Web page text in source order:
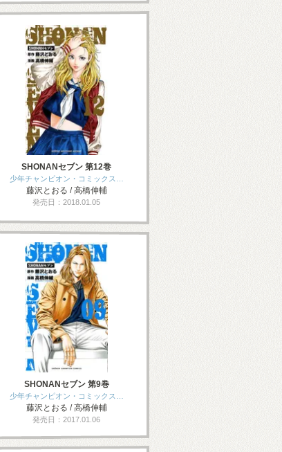
SHONANセブン 第12巻
少年チャンピオン・コミックス…
藤沢とおる / 高橋伸輔
発売日：2018.01.05
SHONANセブン 第9巻
少年チャンピオン・コミックス…
藤沢とおる / 高橋伸輔
発売日：2017.01.06